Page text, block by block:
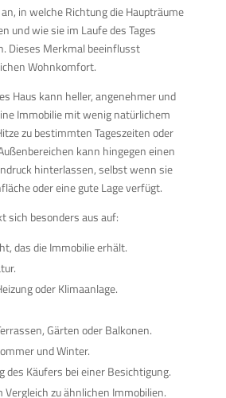
in welche Richtung die Haupträume
und wie sie im Laufe des Tages
Dieses Merkmal beeinflusst
Wohnkomfort.
Haus kann heller, angenehmer und
Immobilie mit wenig natürlichem
zu bestimmten Tageszeiten oder
kann hingegen einen
hinterlassen, selbst wenn sie
oder eine gute Lage verfügt.
sich besonders aus auf:
das die Immobilie erhält.
oder Klimaanlage.
Gärten oder Balkonen.
und Winter.
des Käufers bei einer Besichtigung.
zu ähnlichen Immobilien.